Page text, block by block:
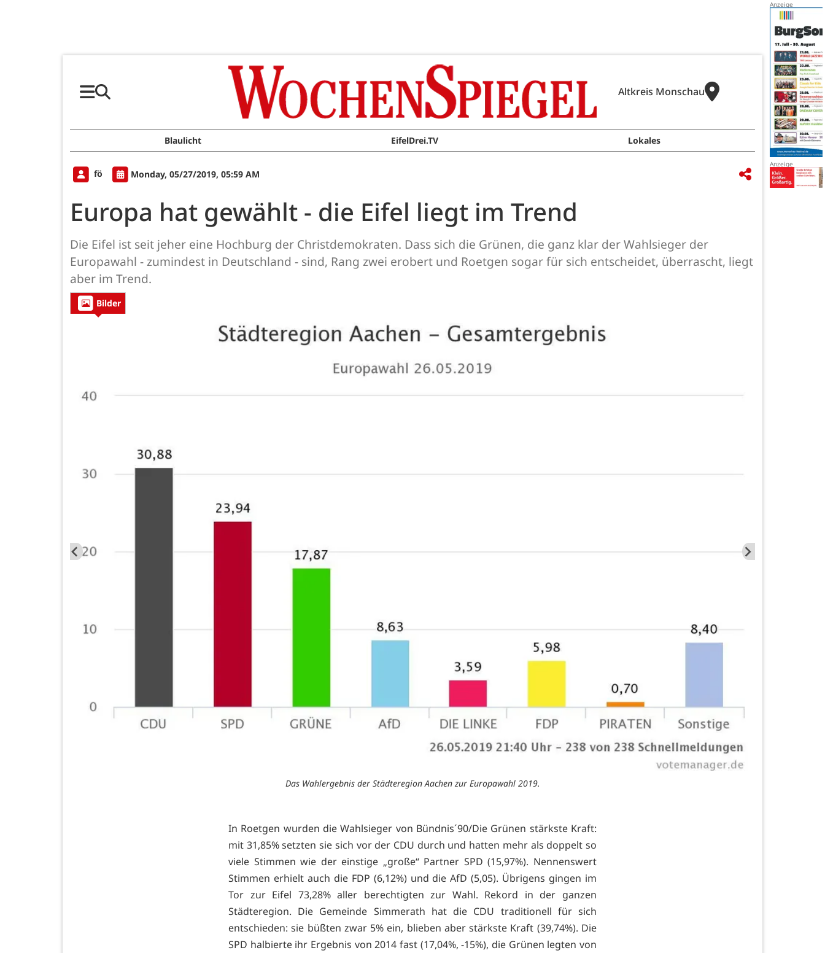
Altkreis Monschau
Blaulicht EifelDrei.TV Lokales
fö Monday, 05/27/2019, 05:59 AM
Europa hat gewählt - die Eifel liegt im Trend
Die Eifel ist seit jeher eine Hochburg der Christdemokraten. Dass sich die Grünen, die ganz klar der Wahlsieger der
Europawahl - zumindest in Deutschland - sind, Rang zwei erobert und Roetgen sogar für sich entscheidet, überrascht, liegt
aber im Trend.
Bilder
Das Wahlergebnis der Städteregion Aachen zur Europawahl 2019.
In Roetgen wurden die Wahlsieger von Bündnis´90/Die Grünen stärkste Kraft:
mit 31,85% setzten sie sich vor der CDU durch und hatten mehr als doppelt so
viele Stimmen wie der einstige „große“ Partner SPD (15,97%). Nennenswert
Stimmen erhielt auch die FDP (6,12%) und die AfD (5,05). Übrigens gingen im
Tor zur Eifel 73,28% aller berechtigten zur Wahl. Rekord in der ganzen
Städteregion. Die Gemeinde Simmerath hat die CDU traditionell für sich
entschieden: sie büßten zwar 5% ein, blieben aber stärkste Kraft (39,74%). Die
SPD halbierte ihr Ergebnis von 2014 fast (17,04%, -15%), die Grünen legten von